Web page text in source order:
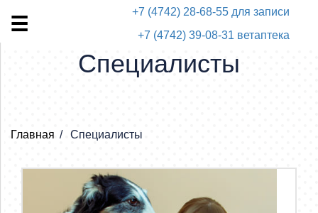
+7 (4742) 28-68-55 для записи
+7 (4742) 39-08-31 ветаптека
Специалисты
Главная Специалисты